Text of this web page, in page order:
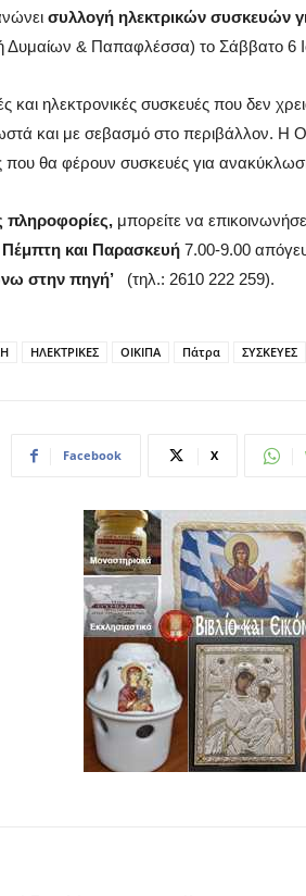
συλλογή ηλεκτρικών συσκευών
Δυμαίων & Παπαφλέσσα) το Σάββατο 6
και ηλεκτρονικές συσκευές που δεν
και με σεβασμό στο περιβάλλον. H
που θα φέρουν συσκευές για
πληροφορίες, μπορείτε να
και Παρασκευή 7.00-9.00
στην πηγή’ (τηλ.: 2610 222 259).
ΗΛΕΚΤΡΙΚΕΣ ΟΙΚΙΠΑ Πάτρα ΣΥΣΚΕΥΕΣ
Facebook X